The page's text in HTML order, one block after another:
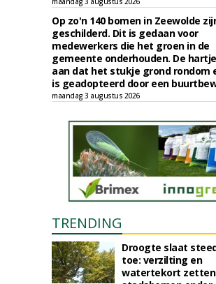
Op zo'n 140 bomen in Zeewolde
geschilderd. Dit is gedaan voor
medewerkers die het groen in de
gemeente onderhouden. De
aan dat het stukje grond rondom
is geadopteerd door een
maandag 3 augustus 2026
TRENDING
Droogte slaat
toe: verzilting en
watertekort